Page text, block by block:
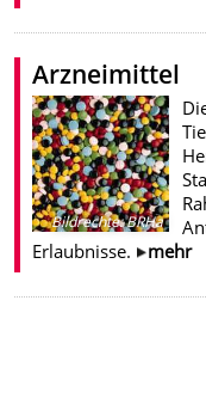
Arzneimittel
Bildrechte:BRHa
Erlaubnisse.
mehr